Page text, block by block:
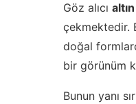
Göz alıcı
çekmektedir.
doğal
bir görünüm
Bunun yanı